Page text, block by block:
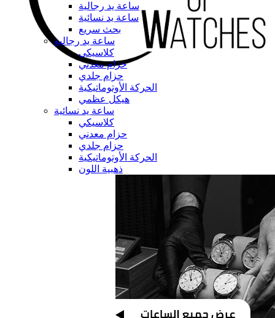
ساعة يد رجالية
ساعة يد نسائية
بحث سريع
ساعة يد رجالية
كلاسيكي
حزام معدني
حزام جلدي
الحركة الأوتوماتيكية
هيكل عظمي
ساعة يد نسائية
كلاسيكي
حزام معدني
حزام جلدي
الحركة الأوتوماتيكية
ذهبية اللون